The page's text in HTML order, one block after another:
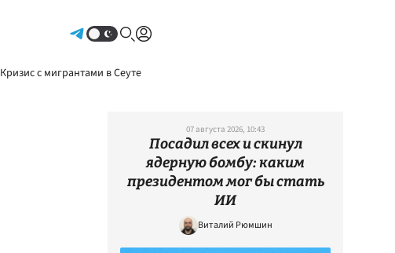
Кризис с мигрантами в Сеуте
07 августа 2026, 10:43
Посадил всех и скинул
ядерную бомбу: каким
президентом мог бы стать
ИИ
Виталий Рюмшин